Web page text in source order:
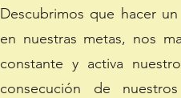
Descubrimos que hacer
en nuestras metas, nos
constante y activa
consecución de